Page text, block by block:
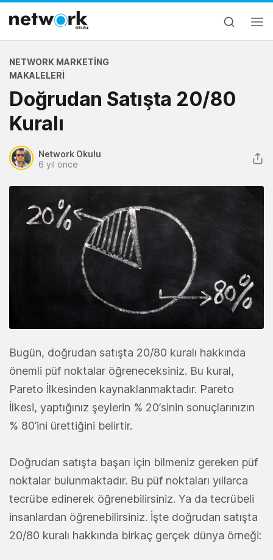
NETWORK MARKETING
MAKALELERI
Doğrudan Satışta 20/80
Kuralı
Network Okulu
6 yıl önce
Bugün, doğrudan satışta 20/80 kuralı hakkında
önemli püf noktalar öğreneceksiniz. Bu kural,
Pareto İlkesinden kaynaklanmaktadır. Pareto
İlkesi, yaptığınız şeylerin % 20’sinin sonuçlarınızın
% 80’ini ürettiğini belirtir.
Doğrudan satışta başarı için bilmeniz gereken püf
noktalar bulunmaktadır. Bu püf noktaları yıllarca
tecrübe edinerek öğrenebilirsiniz. Ya da tecrübeli
insanlardan öğrenebilirsiniz. İşte doğrudan satışta
20/80 kuralı hakkında birkaç gerçek dünya örneği: